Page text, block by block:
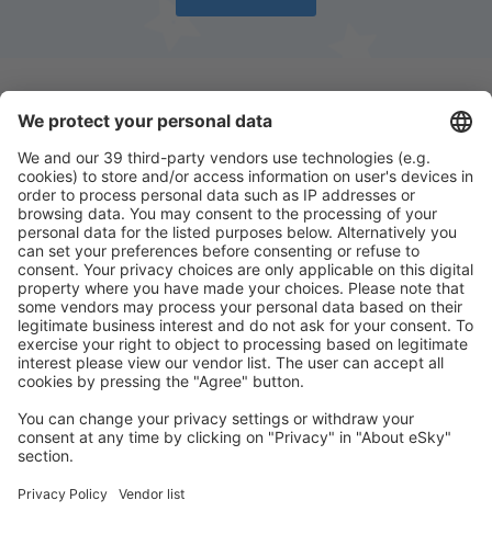
Ladda ner vår appför att enkelt planera
dina resor
Planera din resa
Billiga flyg
Weekendresor